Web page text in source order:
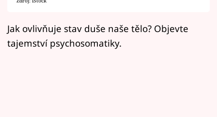
Mámy sobě
Jak ovlivňuje stav duše naše tělo? Objevte
tajemství psychosomatiky.